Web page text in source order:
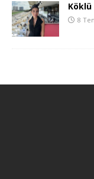
Köklü
8